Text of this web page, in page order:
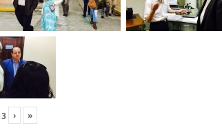
3 › »